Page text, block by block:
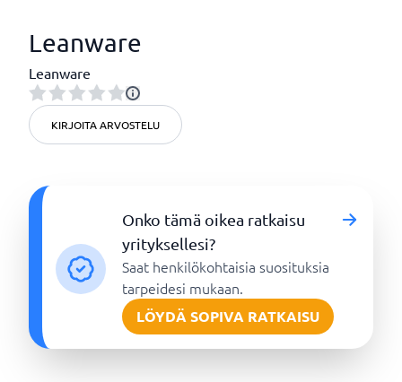
Leanware
Leanware
KIRJOITA ARVOSTELU
Onko tämä oikea ratkaisu
yrityksellesi?
Saat henkilökohtaisia suosituksia
tarpeidesi mukaan.
LÖYDÄ SOPIVA RATKAISU